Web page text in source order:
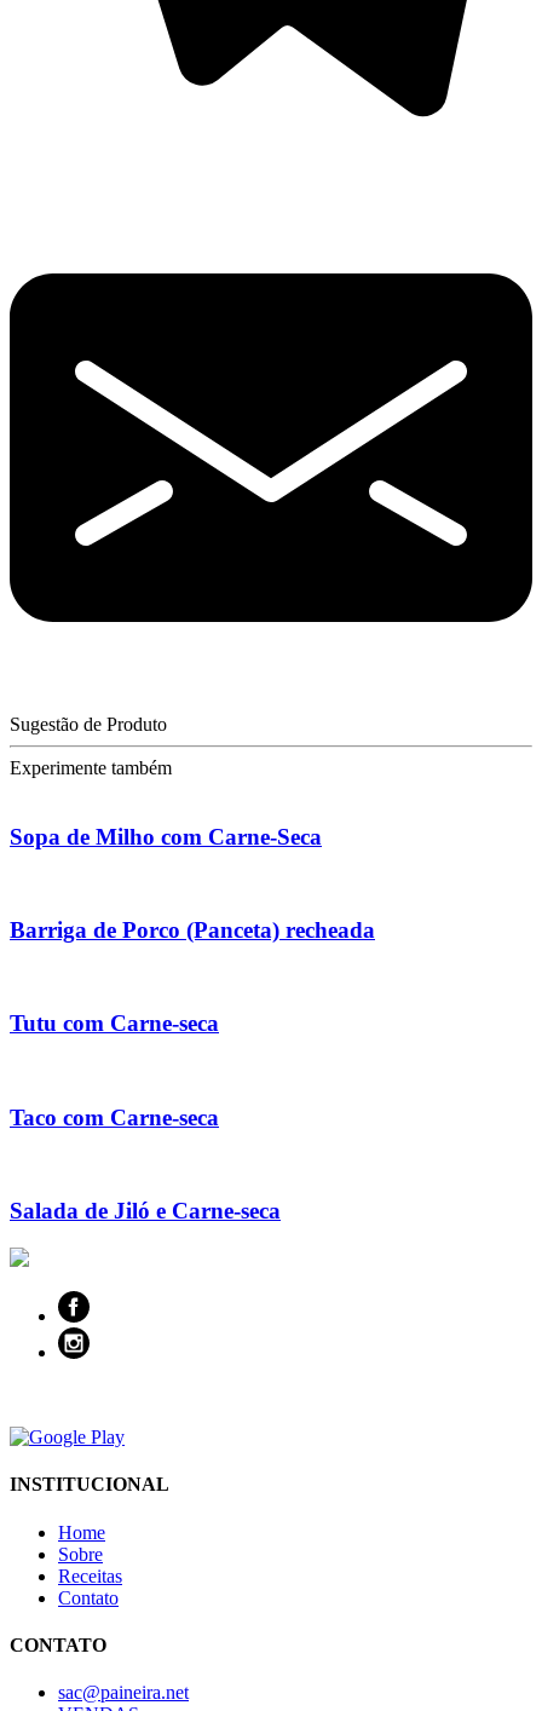
Sugestão de Produto
Experimente também
Sopa de Milho com Carne-Seca
Barriga de Porco (Panceta) recheada
Tutu com Carne-seca
Taco com Carne-seca
Salada de Jiló e Carne-seca
INSTITUCIONAL
Home
Sobre
Receitas
Contato
CONTATO
sac@paineira.net